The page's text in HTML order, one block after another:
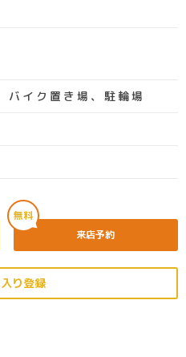
バイク置き場、駐輪場
無料
来店予約
り登録